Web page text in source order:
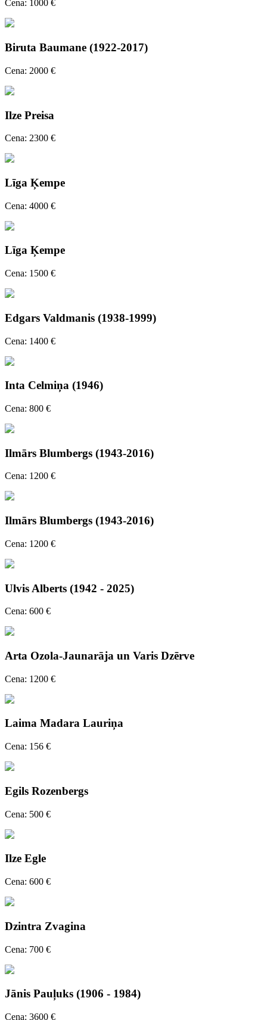
Cena: 1000 €
Biruta Baumane (1922-2017)
Cena: 2000 €
Ilze Preisa
Cena: 2300 €
Līga Ķempe
Cena: 4000 €
Līga Ķempe
Cena: 1500 €
Edgars Valdmanis (1938-1999)
Cena: 1400 €
Inta Celmiņa (1946)
Cena: 800 €
Ilmārs Blumbergs (1943-2016)
Cena: 1200 €
Ilmārs Blumbergs (1943-2016)
Cena: 1200 €
Ulvis Alberts (1942 - 2025)
Cena: 600 €
Arta Ozola-Jaunarāja un Varis Dzērve
Cena: 1200 €
Laima Madara Lauriņa
Cena: 156 €
Egils Rozenbergs
Cena: 500 €
Ilze Egle
Cena: 600 €
Dzintra Zvagina
Cena: 700 €
Jānis Pauļuks (1906 - 1984)
Cena: 3600 €